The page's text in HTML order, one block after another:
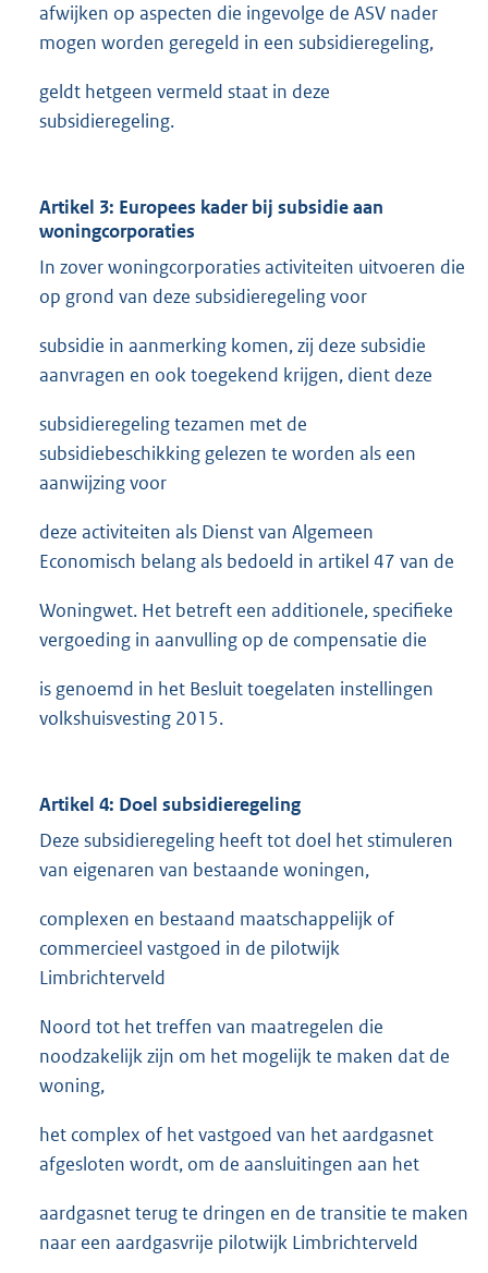
afwijken op aspecten die ingevolge de ASV nader
mogen worden geregeld in een subsidieregeling,
geldt hetgeen vermeld staat in deze
subsidieregeling.
Artikel 3: Europees kader bij subsidie aan
woningcorporaties
In zover woningcorporaties activiteiten uitvoeren die
op grond van deze subsidieregeling voor
subsidie in aanmerking komen, zij deze subsidie
aanvragen en ook toegekend krijgen, dient deze
subsidieregeling tezamen met de
subsidiebeschikking gelezen te worden als een
aanwijzing voor
deze activiteiten als Dienst van Algemeen
Economisch belang als bedoeld in artikel 47 van de
Woningwet. Het betreft een additionele, specifieke
vergoeding in aanvulling op de compensatie die
is genoemd in het Besluit toegelaten instellingen
volkshuisvesting 2015.
Artikel 4: Doel subsidieregeling
Deze subsidieregeling heeft tot doel het stimuleren
van eigenaren van bestaande woningen,
complexen en bestaand maatschappelijk of
commercieel vastgoed in de pilotwijk
Limbrichterveld
Noord tot het treffen van maatregelen die
noodzakelijk zijn om het mogelijk te maken dat de
woning,
het complex of het vastgoed van het aardgasnet
afgesloten wordt, om de aansluitingen aan het
aardgasnet terug te dringen en de transitie te maken
naar een aardgasvrije pilotwijk Limbrichterveld